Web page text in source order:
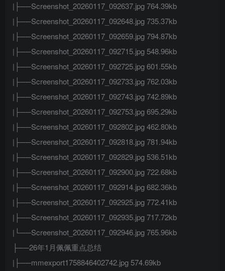
|├──Screenshot_20260117_092637.jpg 764.39kb
|├──Screenshot_20260117_092648.jpg 735.37kb
|├──Screenshot_20260117_092659.jpg 794.87kb
|├──Screenshot_20260117_092715.jpg 548.96kb
|├──Screenshot_20260117_092725.jpg 601.55kb
|├──Screenshot_20260117_092733.jpg 762.03kb
|├──Screenshot_20260117_092743.jpg 742.89kb
|├──Screenshot_20260117_092753.jpg 695.29kb
|├──Screenshot_20260117_092802.jpg 462.80kb
|├──Screenshot_20260117_092818.jpg 781.94kb
|├──Screenshot_20260117_092829.jpg 536.51kb
|├──Screenshot_20260117_092900.jpg 722.68kb
|├──Screenshot_20260117_092914.jpg 682.36kb
|├──Screenshot_20260117_092925.jpg 772.41kb
|├──Screenshot_20260117_092935.jpg 717.72kb
|└──Screenshot_20260117_092946.jpg 765.96kb
├──26年1月佩佩重点总结
|├──mmexport1758846402742.jpg 574.69kb